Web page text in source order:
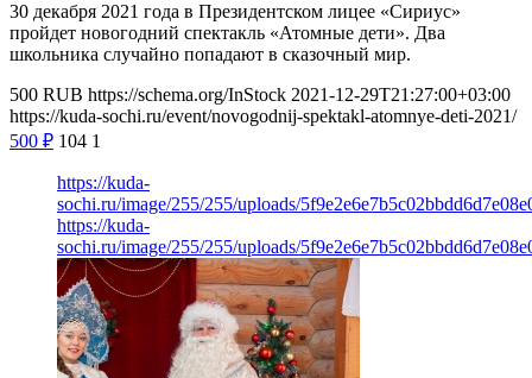
30 декабря 2021 года в Президентском лицее «Сириус»
пройдет новогодний спектакль «Атомные дети». Два
школьника случайно попадают в сказочный мир.
500 RUB https://schema.org/InStock 2021-12-29T21:27:00+03:00
https://kuda-sochi.ru/event/novogodnij-spektakl-atomnye-deti-2021/
500 ₽ 104 1
https://kuda-
sochi.ru/image/255/255/uploads/
https://kuda-
sochi.ru/image/255/255/uploads/